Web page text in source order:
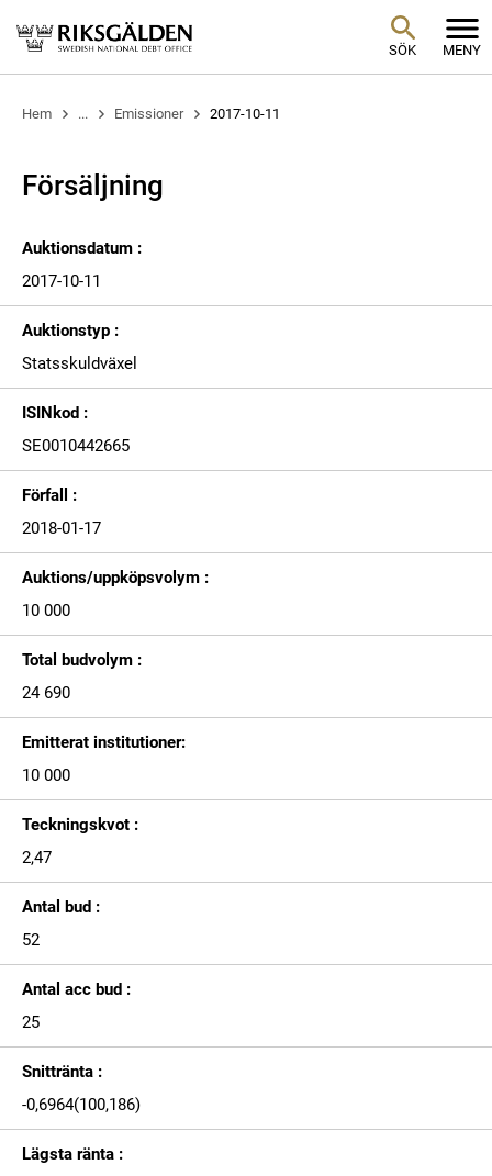
SÖK MENY
Hem ... Emissioner 2017-10-11
Försäljning
Auktionsdatum :
2017-10-11
Auktionstyp :
Statsskuldväxel
ISINkod :
SE0010442665
Förfall :
2018-01-17
Auktions/uppköpsvolym :
10 000
Total budvolym :
24 690
Emitterat institutioner:
10 000
Teckningskvot :
2,47
Antal bud :
52
Antal acc bud :
25
Snittränta :
-0,6964(100,186)
Lägsta ränta :